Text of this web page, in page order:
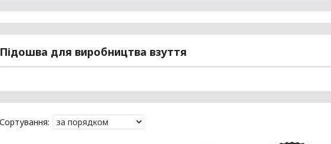
Підошва для виробництва взуття